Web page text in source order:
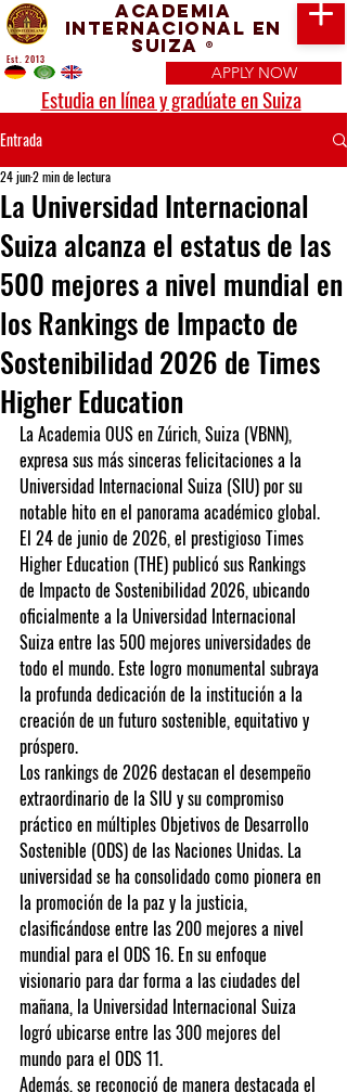
Academia
Internacional en
Suiza ®
APPLY NOW
Estudia en línea y gradúate en Suiza
Est. 2013
Entrada
La Universidad Internacional
Suiza alcanza el estatus de las
500 mejores a nivel mundial en
los Rankings de Impacto de
Sostenibilidad 2026 de Times
Higher Education
24 jun2 min de lectura
La Academia OUS en Zúrich, Suiza (VBNN),
expresa sus más sinceras felicitaciones a la
Universidad Internacional Suiza (SIU) por su
notable hito en el panorama académico global.
El 24 de junio de 2026, el prestigioso Times
Higher Education (THE) publicó sus Rankings
de Impacto de Sostenibilidad 2026, ubicando
oficialmente a la Universidad Internacional
Suiza entre las 500 mejores universidades de
todo el mundo. Este logro monumental subraya
la profunda dedicación de la institución a la
creación de un futuro sostenible, equitativo y
próspero.
Los rankings de 2026 destacan el desempeño
extraordinario de la SIU y su compromiso
práctico en múltiples Objetivos de Desarrollo
Sostenible (ODS) de las Naciones Unidas. La
universidad se ha consolidado como pionera en
la promoción de la paz y la justicia,
clasificándose entre las 200 mejores a nivel
mundial para el ODS 16. En su enfoque
visionario para dar forma a las ciudades del
mañana, la Universidad Internacional Suiza
logró ubicarse entre las 300 mejores del
mundo para el ODS 11.
Además, se reconoció de manera destacada el